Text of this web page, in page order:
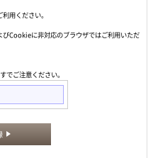
用ください。
Cookieに非対応のブラウザではご利用いただ
でご注意ください。